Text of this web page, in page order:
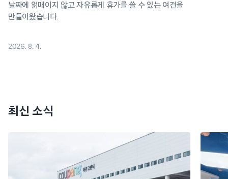
날짜에 얽매이지 않고 자유롭게 휴가를 쓸 수 있는 여건을
만들어왔습니다.
2026. 8. 4.
최신 소식